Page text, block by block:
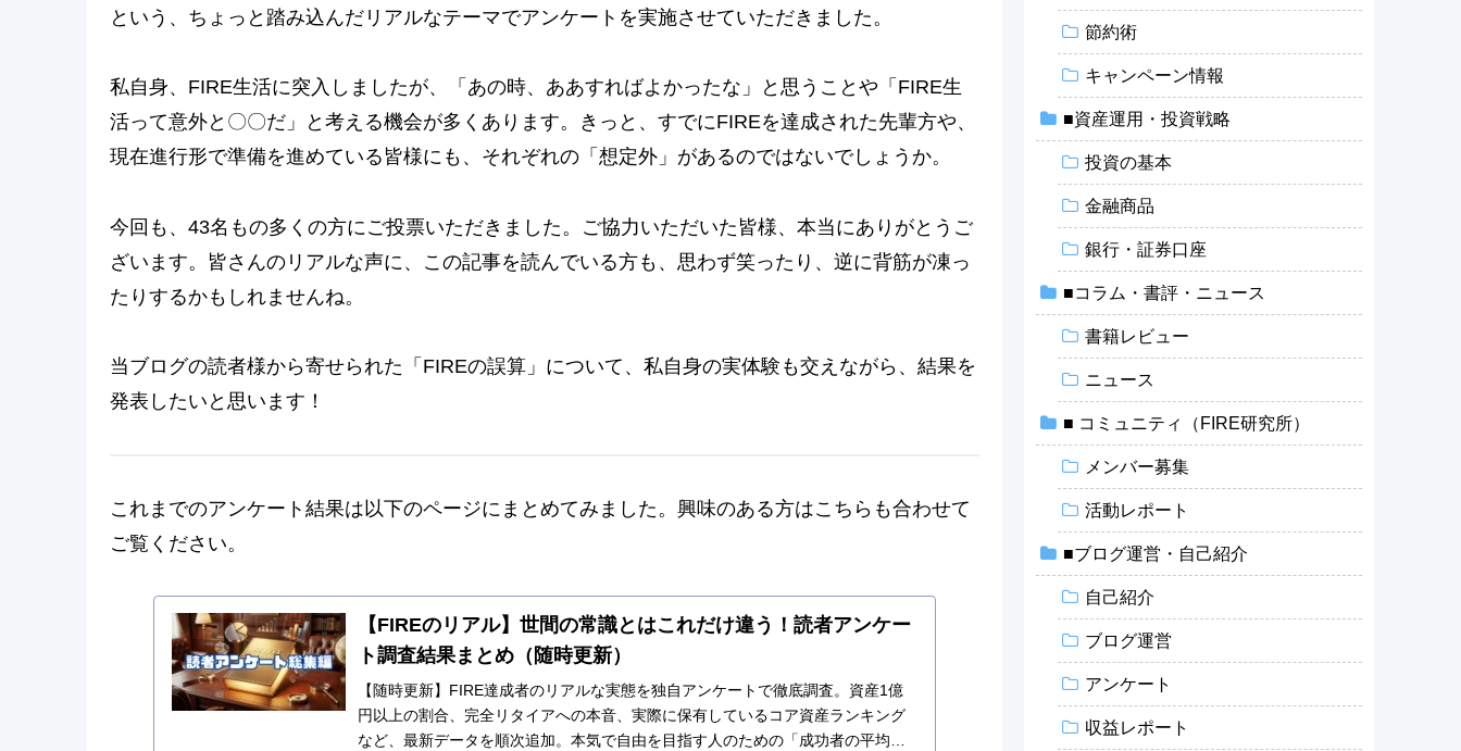
という、ちょっと踏み込んだリアルなテーマでアンケートを実施させていただきました。
私自身、FIRE生活に突入しましたが、「あの時、ああすればよかったな」と思うことや「FIRE生
活って意外と〇〇だ」と考える機会が多くあります。きっと、すでにFIREを達成された先輩方や、
現在進行形で準備を進めている皆様にも、それぞれの「想定外」があるのではないでしょうか。
今回も、43名もの多くの方にご投票いただきました。ご協力いただいた皆様、本当にありがとうご
ざいます。皆さんのリアルな声に、この記事を読んでいる方も、思わず笑ったり、逆に背筋が凍っ
たりするかもしれませんね。
当ブログの読者様から寄せられた「FIREの誤算」について、私自身の実体験も交えながら、結果を
発表したいと思います！
これまでのアンケート結果は以下のページにまとめてみました。興味のある方はこちらも合わせて
ご覧ください。
【FIREのリアル】世間の常識とはこれだけ違う！読者アンケー
ト調査結果まとめ（随時更新）
【随時更新】FIRE達成者のリアルな実態を独自アンケートで徹底調査。資産1億
円以上の割合、完全リタイアへの本音、実際に保有しているコア資産ランキング
など、最新データを順次追加。本気で自由を目指す人のための「成功者の平均
節約術
キャンペーン情報
■資産運用・投資戦略
投資の基本
金融商品
銀行・証券口座
■コラム・書評・ニュース
書籍レビュー
ニュース
■ コミュニティ（FIRE研究所）
メンバー募集
活動レポート
■ブログ運営・自己紹介
自己紹介
ブログ運営
アンケート
収益レポート